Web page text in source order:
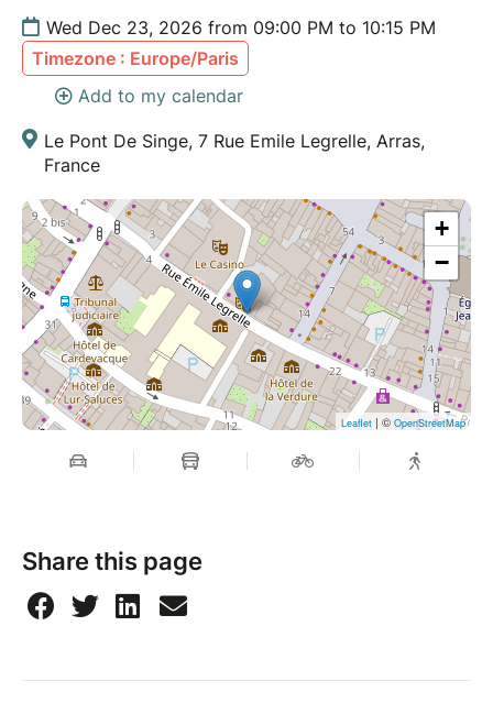
Wed Dec 23, 2026 from 09:00 PM to 10:15 PM
Timezone : Europe/Paris
Add to my calendar
Le Pont De Singe, 7 Rue Emile Legrelle, Arras,
France
+
−
Leaflet | © OpenStreetMap
Share this page